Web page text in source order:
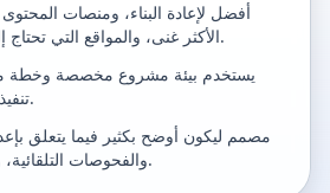
أفضل لإعادة البناء، ومنصات المحتوى
الأكثر غنى، والمواقع التي تحتاج إلى الاستمرار في النمو.
يستخدم بيئة مشروع مخصصة وخطة
تنفيذ كل شيء دفعة واحدة.
مصمم ليكون أوضح بكثير فيما يتعلق
والفحوصات التلقائية، والتحسينات المستقبلية.